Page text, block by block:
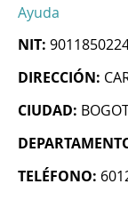
Ayuda
NIT:
DIRECCIÓN:
CIUDAD:
TELÉFONO: